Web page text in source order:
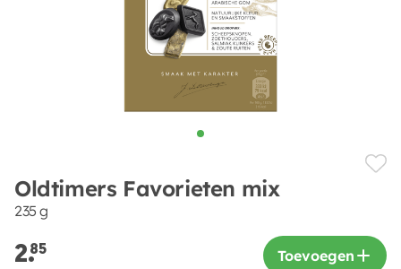
Oldtimers Favorieten mix
235 g
2.85 Toevoegen